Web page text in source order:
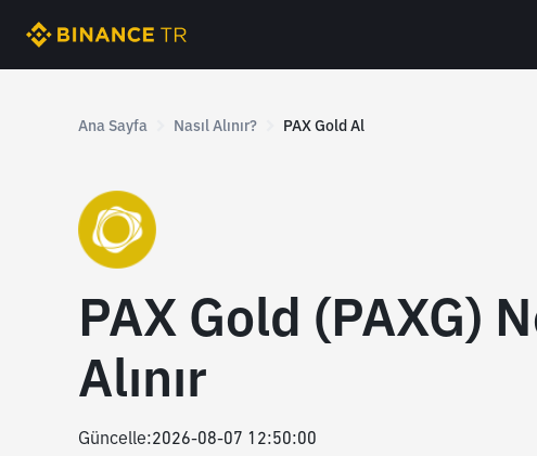
Ana Sayfa Nasıl Alınır? PAX Gold Al
PAX Gold (PAXG)
Alınır
Güncelle:2026-08-07 12:50:00